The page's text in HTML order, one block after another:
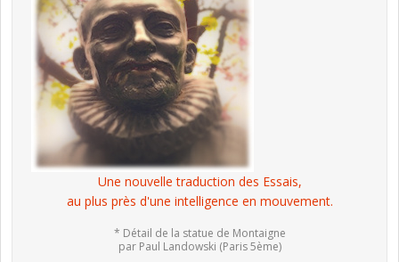
Une nouvelle traduction des Essais,
au plus près d'une intelligence en mouvement.
* Détail de la statue de Montaigne
par Paul Landowski (Paris 5ème)